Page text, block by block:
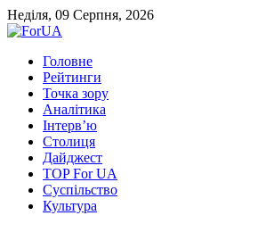
Неділя, 09 Серпня, 2026
Головне
Рейтинги
Точка зору
Аналітика
Інтерв’ю
Столиця
Дайджест
TOP For UA
Суспiльство
Культура